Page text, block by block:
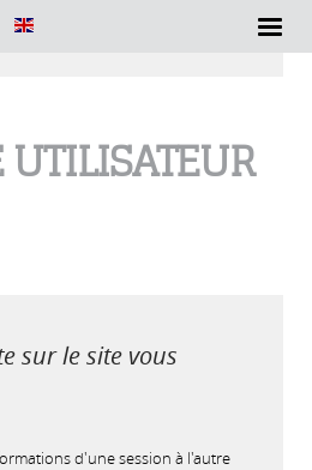
UTILISATEUR
sur le site vous
d'une session à l'autre